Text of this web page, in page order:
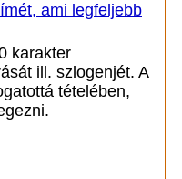
ami legfeljebb
karakter
ill. szlogenjét. A
tételében,